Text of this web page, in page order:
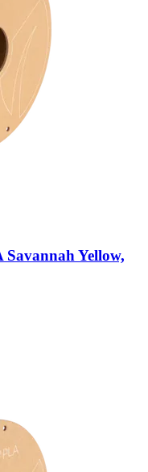
Yellow,